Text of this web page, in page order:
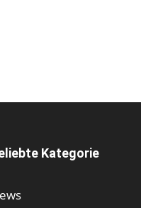
Kategorie